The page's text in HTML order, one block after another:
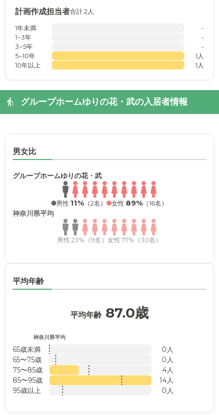
計画作成担当者合計 2人
1年未満
-
1~3年
-
3~5年
-
5~10年
1人
10年以上
1人
グループホームゆりの花・武の入居者情報
男女比
グループホームゆりの花・武
男性 11% （2名） 女性 89% （16名）
神奈川県平均
男性 23%（9名） 女性 77%（30名）
平均年齢
平均年齢 87.0歳
神奈川県平均
65歳未満
0人
65〜75歳
0人
75〜85歳
4人
85〜95歳
14人
95歳以上
0人